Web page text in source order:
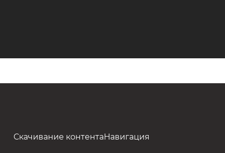
Скачивание контентаНавигация